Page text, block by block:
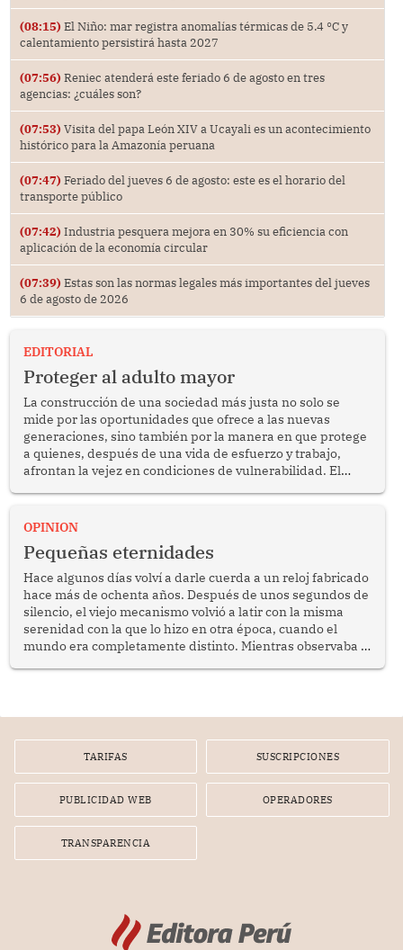
(08:15) El Niño: mar registra anomalías térmicas de 5.4 °C y
calentamiento persistirá hasta 2027
(07:56) Reniec atenderá este feriado 6 de agosto en tres
agencias: ¿cuáles son?
(07:53) Visita del papa León XIV a Ucayali es un acontecimiento
histórico para la Amazonía peruana
(07:47) Feriado del jueves 6 de agosto: este es el horario del
transporte público
(07:42) Industria pesquera mejora en 30% su eficiencia con
aplicación de la economía circular
(07:39) Estas son las normas legales más importantes del jueves
6 de agosto de 2026
EDITORIAL
Proteger al adulto mayor
La construcción de una sociedad más justa no solo se
mide por las oportunidades que ofrece a las nuevas
generaciones, sino también por la manera en que protege
a quienes, después de una vida de esfuerzo y trabajo,
afrontan la vejez en condiciones de vulnerabilidad. El
bimestrales el subsidio que reciben los beneficiarios del
reflexionar sobre la importancia de fortalecer las políticas
públicas dirigidas a los adultos mayores en pobreza.
OPINION
Pequeñas eternidades
Hace algunos días volví a darle cuerda a un reloj fabricado
hace más de ochenta años. Después de unos segundos de
silencio, el viejo mecanismo volvió a latir con la misma
serenidad con la que lo hizo en otra época, cuando el
mundo era completamente distinto. Mientras observaba el
TARIFAS SUSCRIPCIONES
PUBLICIDAD WEB OPERADORES
TRANSPARENCIA